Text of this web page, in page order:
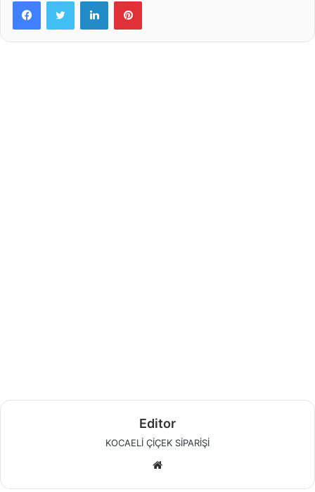
Editor
KOCAELİ ÇİÇEK SİPARİŞİ